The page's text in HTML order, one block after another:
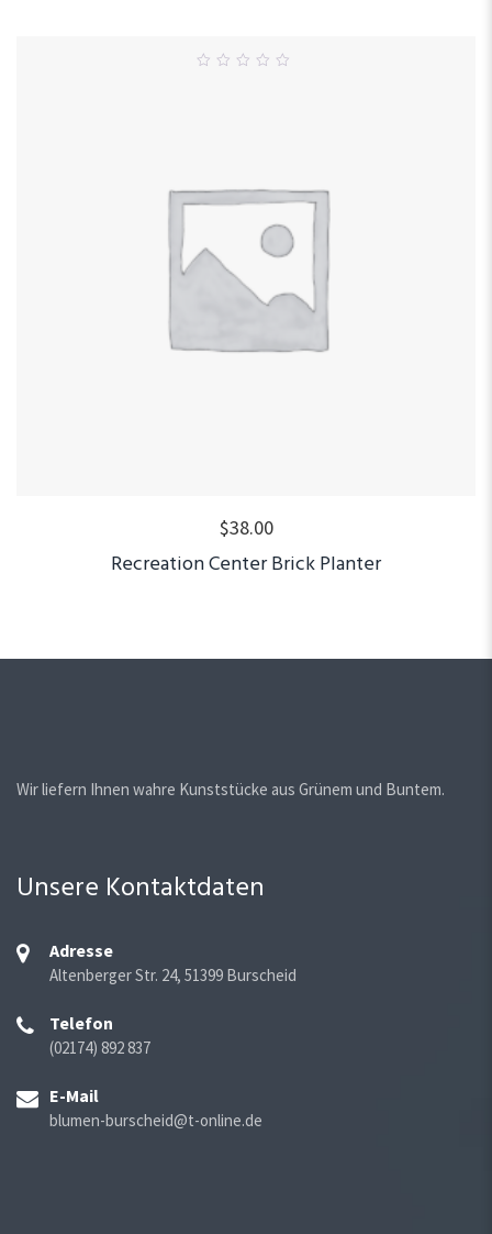
$38.00
Recreation Center Brick Planter
Wir liefern Ihnen wahre Kunststücke aus Grünem und Buntem.
Unsere Kontaktdaten
Adresse
Altenberger Str. 24, 51399 Burscheid
Telefon
(02174) 892 837
E-Mail
blumen-burscheid@t-online.de